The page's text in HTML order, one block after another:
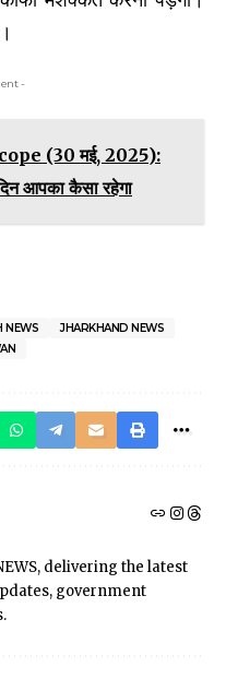
-
(30 मई, 2025):
आपका कैसा रहेगा
NEWS
JHARKHAND NEWS
delivering the latest
government